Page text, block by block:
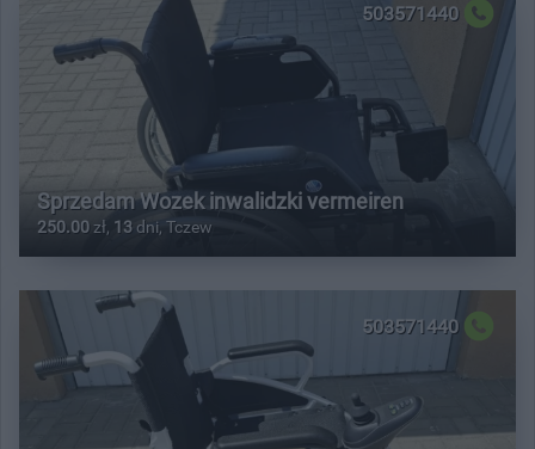
503571440
Sprzedam Wozek inwalidzki vermeiren
250.00 zł, 13 dni, Tczew
503571440